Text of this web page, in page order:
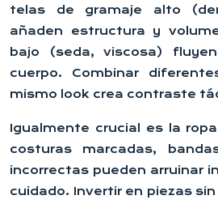
telas de gramaje alto
añaden estructura y
bajo (seda, viscosa)
cuerpo. Combinar
mismo look crea contraste
Igualmente crucial es la
costuras marcadas,
incorrectas pueden arruinar
cuidado. Invertir en piezas